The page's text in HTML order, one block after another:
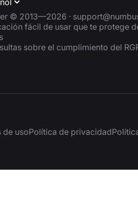
© 2013—2026 ·
fácil de usar que te protege
sobre el cumplimiento del
de usoPolítica de privacidad